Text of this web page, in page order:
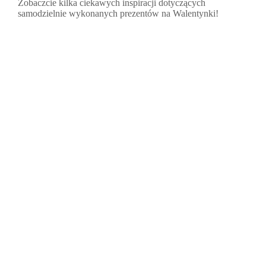
Zobaczcie kilka ciekawych inspiracji dotyczących
samodzielnie wykonanych prezentów na Walentynki!